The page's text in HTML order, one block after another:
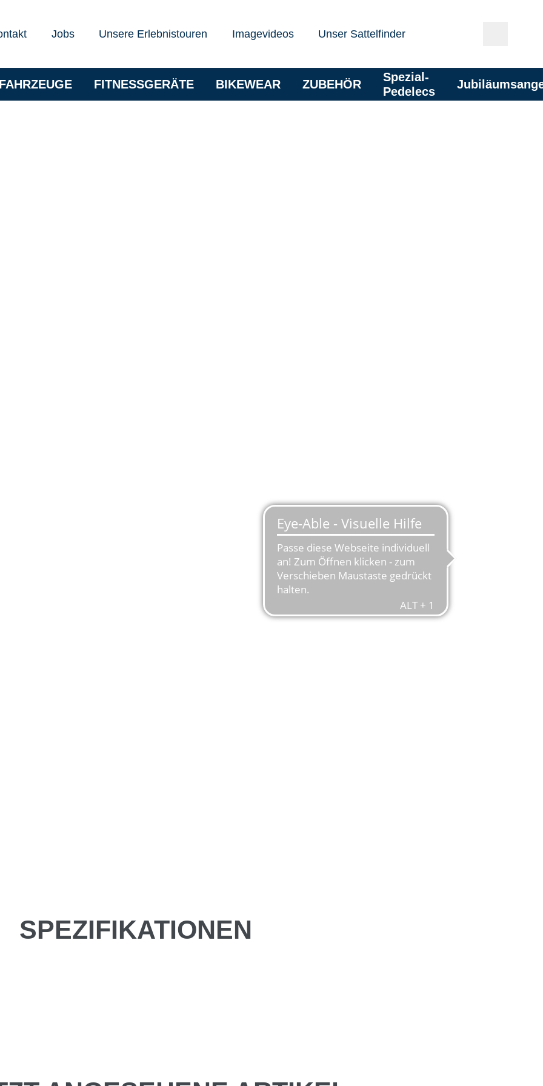
Jobs Unsere Erlebnistouren Imagevideos Unser Sattelfinder
FITNESSGERÄTE BIKEWEAR ZUBEHÖR
Spezial-
Pedelecs
SPEZIFIKATIONEN